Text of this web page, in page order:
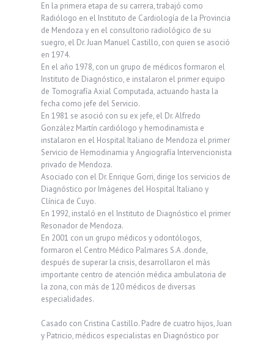
En la primera etapa de su carrera, trabajó como
Radiólogo en el Instituto de Cardiología de la Provincia
de Mendoza y en el consultorio radiológico de su
suegro, el Dr. Juan Manuel Castillo, con quien se asoció
en 1974.
En el año 1978, con un grupo de médicos formaron el
Instituto de Diagnóstico, e instalaron el primer equipo
de Tomografía Axial Computada, actuando hasta la
fecha como jefe del Servicio.
En 1981 se asoció con su ex jefe, el Dr. Alfredo
González Martín cardiólogo y hemodinamista e
instalaron en el Hospital Italiano de Mendoza el primer
Servicio de Hemodinamia y Angiografía Intervencionista
privado de Mendoza.
Asociado con el Dr. Enrique Gorri, dirige los servicios de
Diagnóstico por Imágenes del Hospital Italiano y
Clínica de Cuyo.
En 1992, instaló en el Instituto de Diagnóstico el primer
Resonador de Mendoza.
En 2001 con un grupo médicos y odontólogos,
formaron el Centro Médico Palmares S.A .donde,
después de superar la crisis, desarrollaron el más
importante centro de atención médica ambulatoria de
la zona, con más de 120 médicos de diversas
especialidades.
Casado con Cristina Castillo. Padre de cuatro hijos, Juan
y Patricio, médicos especialistas en Diagnóstico por